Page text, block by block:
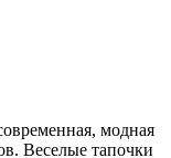
модная
Веселые тапочки